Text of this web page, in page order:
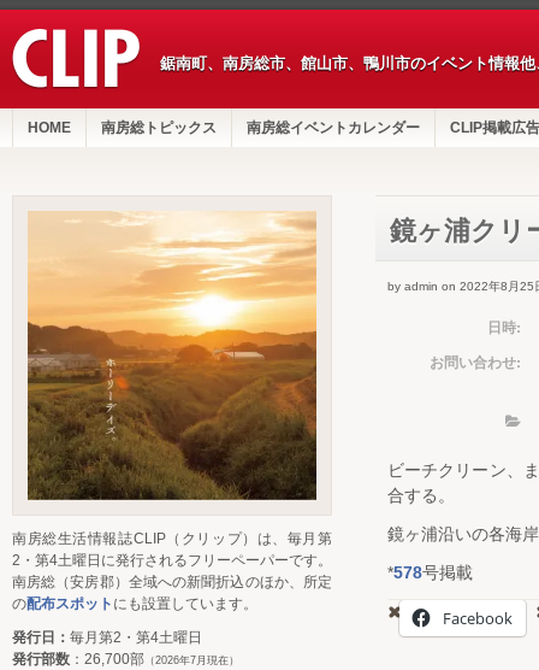
鋸南町、南房総市、館山市、鴨川市のイベント情報
HOME 南房総トピックス 南房総イベントカレンダー CLIP掲載広告
鏡ヶ浦クリ
by admin on 2022年8月25
日時:
お問い合わせ:
ビーチクリーン、
合する。
鏡ヶ浦沿いの各海
*578号掲載
Facebook
南房総生活情報誌CLIP（クリップ）は、毎月第
2・第4土曜日に発行されるフリーペーパーです。
南房総（安房郡）全域への新聞折込のほか、所定
の配布スポット にも設置しています。
発行日： 毎月第2・第4土曜日
発行部数 ：26,700部 （2026年7月現在）